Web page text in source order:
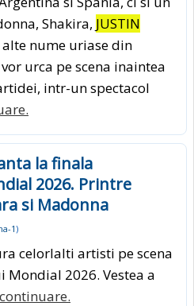
Shakira, JUSTIN
alte nume uriase din
urca pe scena inaintea
intr-un spectacol
la finala
2026. Printre
si Madonna
1)
celorlalti artisti pe scena
2026. Vestea a